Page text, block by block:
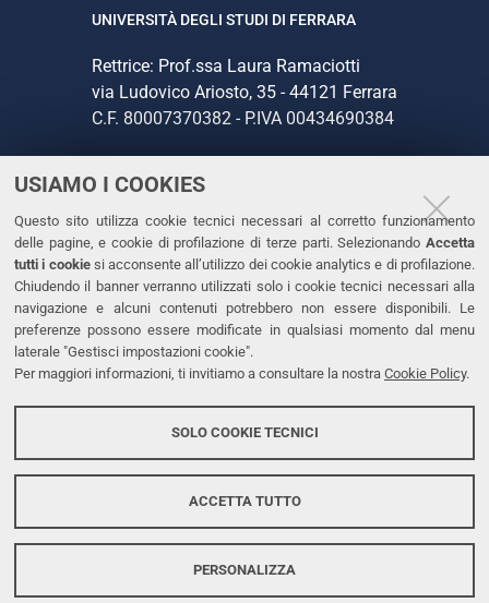
USIAMO I COOKIES
Questo sito utilizza cookie tecnici necessari al corretto funzionamento
delle pagine, e cookie di profilazione di terze parti. Selezionando Accetta
tutti i cookiesi acconsente all’utilizzo dei cookie analytics e di profilazione.
Chiudendo il banner verranno utilizzati solo i cookie tecnici necessari alla
navigazione e alcuni contenuti potrebbero non essere disponibili. Le
preferenze possono essere modificate in qualsiasi momento dal menu
laterale "Gestisci impostazioni cookie".
Per maggiori informazioni, ti invitiamo a consultare la nostra Cookie Policy.
SOLO COOKIE TECNICI
ACCETTA TUTTO
PERSONALIZZA
UNIVERSITÀ DEGLI STUDI DI FERRARA
Rettrice: Prof.ssa Laura Ramaciotti
via Ludovico Ariosto, 35 - 44121 Ferrara
C.F. 80007370382 - P.IVA 00434690384
CONTATTI
Tel. +39 0532 293111
Fax. +39 0532 293031
PEC
LINKS
Dichiarazione di accessibilità
Protezione dati personali